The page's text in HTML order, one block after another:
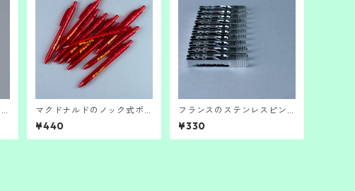
マクドナルドのノック式ボ
ールペン2
¥440
フランスのステンレスピン
チ。
¥330